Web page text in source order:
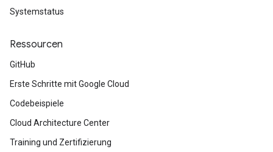
Systemstatus
Ressourcen
GitHub
Erste Schritte mit Google Cloud
Codebeispiele
Cloud Architecture Center
Training und Zertifizierung